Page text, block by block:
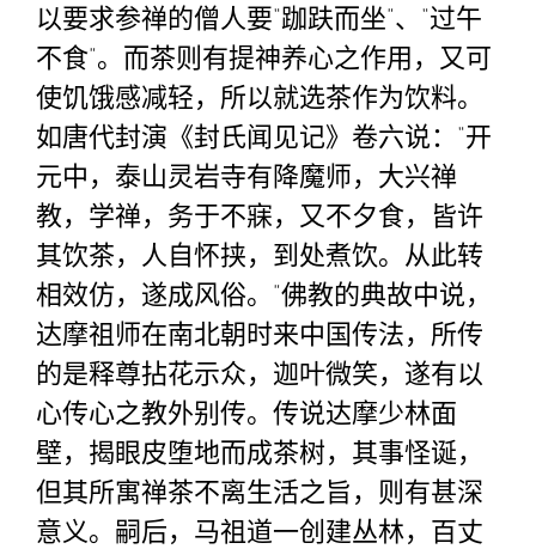
以要求参禅的僧人要“跏趺而坐”、“过午
不食”。而茶则有提神养心之作用，又可
使饥饿感减轻，所以就选茶作为饮料。
如唐代封演《封氏闻见记》卷六说：“开
元中，泰山灵岩寺有降魔师，大兴禅
教，学禅，务于不寐，又不夕食，皆许
其饮茶，人自怀挟，到处煮饮。从此转
相效仿，遂成风俗。”佛教的典故中说，
达摩祖师在南北朝时来中国传法，所传
的是释尊拈花示众，迦叶微笑，遂有以
心传心之教外别传。传说达摩少林面
壁，揭眼皮堕地而成茶树，其事怪诞，
但其所寓禅茶不离生活之旨，则有甚深
意义。嗣后，马祖道一创建丛林，百丈